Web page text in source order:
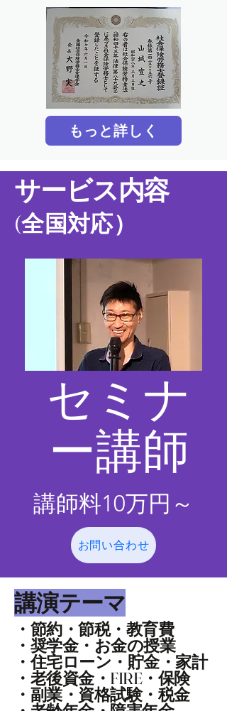
もっと詳しく
​サービス内容
(全国対応）
​セミナ
ー講師
講師料10万円～​
お問い合わせ
​講演テーマ
・節約・節税・教育費
・奨学金・お金の授業
・住宅ローン・貯金・家計
・老後資金・FIRE・保険
・副業・資格試験・税金